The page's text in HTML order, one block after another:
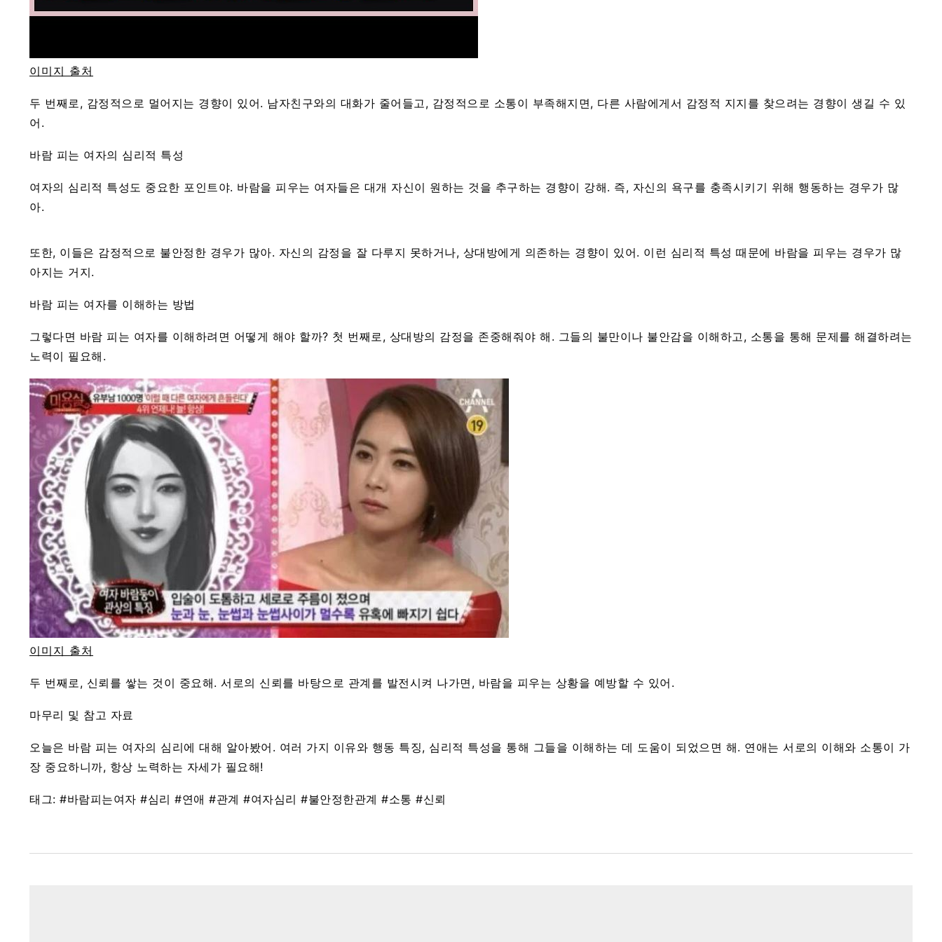
이미지 출처
두 번째로, 감정적으로 멀어지는 경향이 있어. 남자친구와의 대화가 줄어들고, 감정적으로 소통이 부족해지면, 다른 사람에게서 감정적 지지를 찾으려는 경향이 생길 수 있
어.
바람 피는 여자의 심리적 특성
여자의 심리적 특성도 중요한 포인트야. 바람을 피우는 여자들은 대개 자신이 원하는 것을 추구하는 경향이 강해. 즉, 자신의 욕구를 충족시키기 위해 행동하는 경우가 많
아.
또한, 이들은 감정적으로 불안정한 경우가 많아. 자신의 감정을 잘 다루지 못하거나, 상대방에게 의존하는 경향이 있어. 이런 심리적 특성 때문에 바람을 피우는 경우가 많
아지는 거지.
바람 피는 여자를 이해하는 방법
그렇다면 바람 피는 여자를 이해하려면 어떻게 해야 할까? 첫 번째로, 상대방의 감정을 존중해줘야 해. 그들의 불만이나 불안감을 이해하고, 소통을 통해 문제를 해결하려는
노력이 필요해.
이미지 출처
두 번째로, 신뢰를 쌓는 것이 중요해. 서로의 신뢰를 바탕으로 관계를 발전시켜 나가면, 바람을 피우는 상황을 예방할 수 있어.
마무리 및 참고 자료
오늘은 바람 피는 여자의 심리에 대해 알아봤어. 여러 가지 이유와 행동 특징, 심리적 특성을 통해 그들을 이해하는 데 도움이 되었으면 해. 연애는 서로의 이해와 소통이 가
장 중요하니까, 항상 노력하는 자세가 필요해!
태그: #바람피는여자 #심리 #연애 #관계 #여자심리 #불안정한관계 #소통 #신뢰